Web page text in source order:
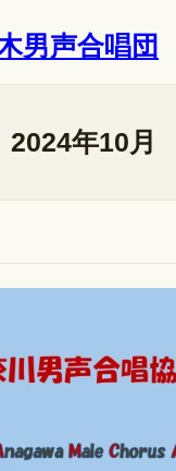
男声合唱団
2024年10月